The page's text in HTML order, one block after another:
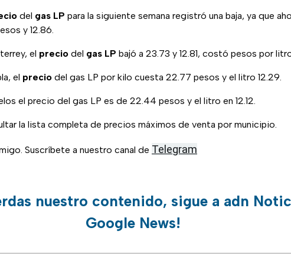
del gas LP para la siguiente semana registró una baja, ya que
y 12.86.
el precio del gas LP bajó a 23.73 y 12.81, costó pesos por
el precio del gas LP por kilo cuesta 22.77 pesos y el litro 12.29.
el precio del gas LP es de 22.44 pesos y el litro en 12.12.
la lista completa de precios máximos de venta por municipio.
Suscríbete a nuestro canal de Telegram
nuestro contenido, sigue a adn
Google News!